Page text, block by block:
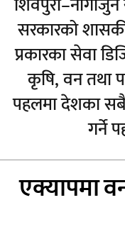
सरकारको
प्रकारका सेवा
कृषि, वन तथा
पहलमा देशका सबै
गर्ने
एक्यापमा